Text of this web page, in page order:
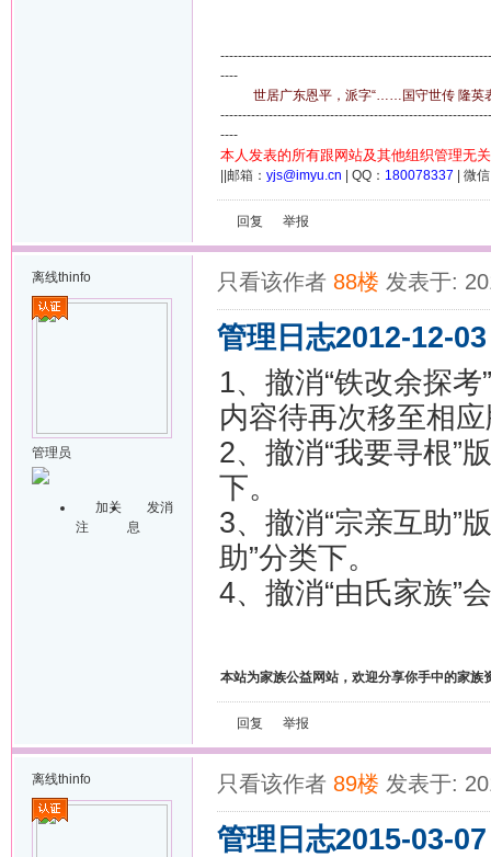
----
世居广东恩平，派字“……国守世传 隆英表
----
本人发表的所有跟网站及其他组织管理无
||邮箱： yjs@imyu.cn | QQ： 180078337 | 微
回复 举报
离线thinfo
管理员
加关
注
发消
息
只看该作者 88楼 发表于:
管理日志2012-12-03
1、撤消“铁改余探
内容待再次移至相
2、撤消“我要寻根”
下。
3、撤消“宗亲互助”
助”分类下。
4、撤消“由氏家族”
本站为家族公益网站，欢迎分享你手中的家
回复 举报
离线thinfo 只看该作者 89楼 发表于:
管理日志2015-03-07